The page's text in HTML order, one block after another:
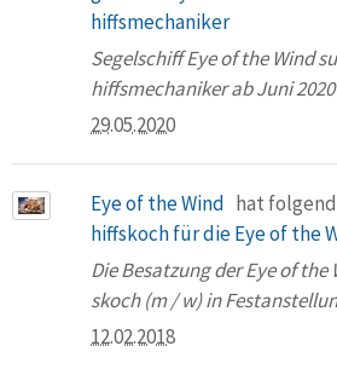
hiffsmechaniker
Segelschiff Eye of the Wind
hiffsmechaniker ab Juni 2020
29.05.2020
Eye of the Wind hat
hiffskoch für die Eye of the
Die Besatzung der Eye of
skoch (m / w) in
12.02.2018